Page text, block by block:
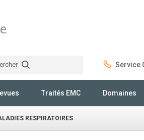
Service
Traités EMC Domaines
RESPIRATOIRES